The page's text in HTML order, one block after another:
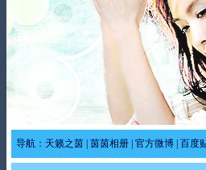
导航：天籁之茵|茵茵相册|官方微博|百度